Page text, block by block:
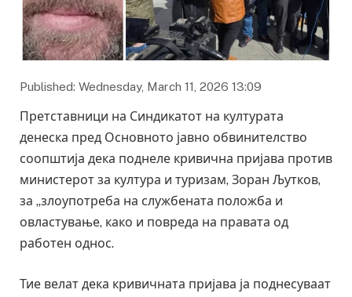
Published: Wednesday, March 11, 2026 13:09
Претставници на Синдикатот на културата
денеска пред Основното јавно обвинителство
соопштија дека поднеле кривична пријава против
министерот за култура и туризам, Зоран Љутков,
за „злоупотреба на службената положба и
овластување, како и повреда на правата од
работен однос.
Тие велат дека кривичната пријава ја поднесуваат